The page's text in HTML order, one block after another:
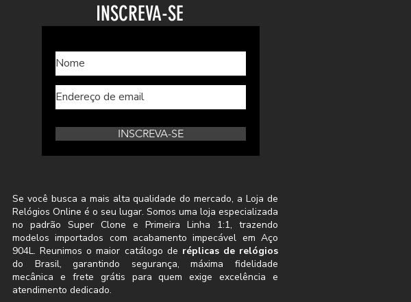
INSCREVA-SE
INSCREVA-SE
Se você busca a mais alta qualidade do mercado, a Loja de
Relógios Online é o seu lugar. Somos uma loja especializada
no padrão Super Clone e Primeira Linha 1:1, trazendo
modelos importados com acabamento impecável em Aço
904L. Reunimos o maior catálogo de réplicas de relógios
do Brasil, garantindo segurança, máxima fidelidade
mecânica e frete grátis para quem exige excelência e
atendimento dedicado.